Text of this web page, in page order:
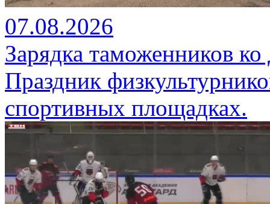
07.08.2026
Зарядка таможенников
Праздник
спортивных площадках.